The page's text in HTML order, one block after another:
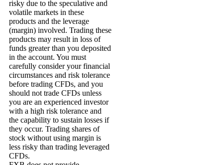
risky due to the speculative and
volatile markets in these
products and the leverage
(margin) involved. Trading these
products may result in loss of
funds greater than you deposited
in the account. You must
carefully consider your financial
circumstances and risk tolerance
before trading CFDs, and you
should not trade CFDs unless
you are an experienced investor
with a high risk tolerance and
the capability to sustain losses if
they occur. Trading shares of
stock without using margin is
less risky than trading leveraged
CFDs.